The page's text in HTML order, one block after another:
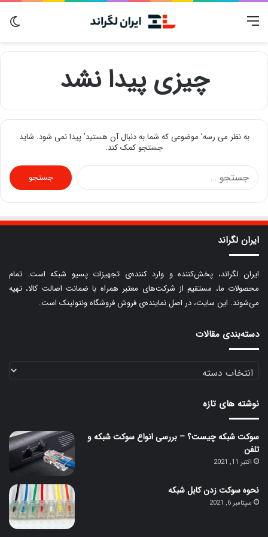
چیزی پیدا نشد
به نظر می رسه’ موضوعی که شما به دنبال آن هستید’ پیدا نمی شود. شاید
جستجو کمک کند.
ج
س
و
ی
:
ایران لگراند
ایران لگراند، پخش‌کننده و وارد کننده‌ی تجهیزات پسیو شبکه است. تمام
محصولات ما، مستقیم از شرکت‌های معتبر همراه با ضمانت اصالت کالا، تهیه
می‌شوند. این سایت، در اصل نماینده‌ی فروش فروشگاه ونتولینک است.
دسته‌بندی مقالات
دسته‌بندی
مقالات
نوشته های تازه
سوکت شبکه چیست؟ – بررسی انواع سوکت شبکه و
تلفن
اکتبر 11, 2021
نحوه سوکت زدن کابل شبکه
سپتامبر 6, 2021